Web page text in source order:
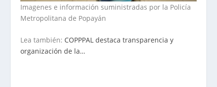
Imagenes e información suministradas por la Policía
Metropolitana de Popayán
Lea también: COPPPAL destaca transparencia y
organización de la…